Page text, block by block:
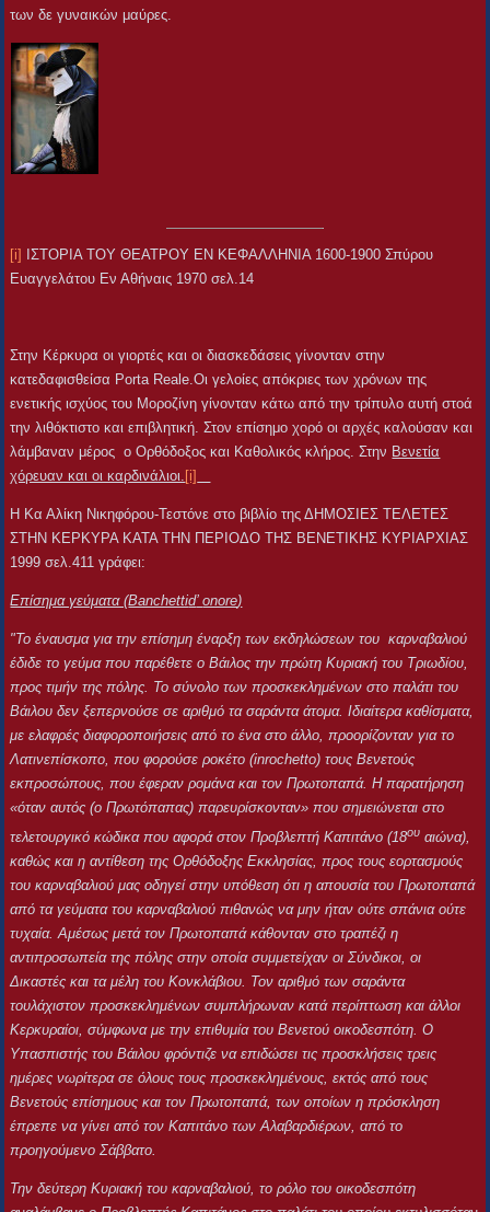
των δε γυναικών μαύρες.
[i]
ΙΣΤΟΡΙΑ ΤΟΥ ΘΕΑΤΡΟΥ ΕΝ ΚΕΦΑΛΛΗΝΙΑ 1600-1900 Σπύρου
Ευαγγελάτου Εν Αθήναις 1970 σελ.14
Στην Κέρκυρα οι γιορτές και οι διασκεδάσεις γίνονταν στην
κατεδαφισθείσα Porta Reale.Οι γελοίες απόκριες των χρόνων της
ενετικής ισχύος του Μοροζίνη γίνονταν κάτω από την τρίπυλο αυτή στοά
την λιθόκτιστο και επιβλητική. Στον επίσημο χορό οι αρχές καλούσαν και
λάμβαναν μέρος ο Ορθόδοξος και Καθολικός κλήρος. Στην Βενετία
χόρευαν και οι καρδινάλιοι. [i]
Η Κα Αλίκη Νικηφόρου-Τεστόνε στο βιβλίο της ΔΗΜΟΣΙΕΣ ΤΕΛΕΤΕΣ
ΣΤΗΝ ΚΕΡΚΥΡΑ ΚΑΤΑ ΤΗΝ ΠΕΡΙΟΔΟ ΤΗΣ ΒΕΝΕΤΙΚΗΣ ΚΥΡΙΑΡΧΙΑΣ
1999 σελ.411 γράφει:
Επίσημα γεύματα (Banchettid’onore)
"Το έναυσμα για την επίσημη έναρξη των εκδηλώσεων του καρναβαλιού
έδιδε το γεύμα που παρέθετε ο Βάιλος την πρώτη Κυριακή του Τριωδίου,
προς τιμήν της πόλης. Το σύνολο των προσκεκλημένων στο παλάτι του
Βάιλου δεν ξεπερνούσε σε αριθμό τα σαράντα άτομα. Ιδιαίτερα καθίσματα,
με ελαφρές διαφοροποιήσεις από το ένα στο άλλο, προορίζονταν για το
Λατινεπίσκοπο, που φορούσε ροκέτο (inrochetto) τους Βενετούς
εκπροσώπους, που έφεραν ρομάνα και τον Πρωτοπαπά. Η παρατήρηση
«όταν αυτός (ο Πρωτόπαπας) παρευρίσκονταν» που σημειώνεται στο
τελετουργικό κώδικα που αφορά στον Προβλεπτή Καπιτάνο (18ου αιώνα),
καθώς και η αντίθεση της Ορθόδοξης Εκκλησίας, προς τους εορτασμούς
του καρναβαλιού μας οδηγεί στην υπόθεση ότι η απουσία του Πρωτοπαπά
από τα γεύματα του καρναβαλιού πιθανώς να μην ήταν ούτε σπάνια ούτε
τυχαία. Αμέσως μετά τον Πρωτοπαπά κάθονταν στο τραπέζι η
αντιπροσωπεία της πόλης στην οποία συμμετείχαν οι Σύνδικοι, οι
Δικαστές και τα μέλη του Κονκλάβιου. Τον αριθμό των σαράντα
τουλάχιστον προσκεκλημένων συμπλήρωναν κατά περίπτωση και άλλοι
Κερκυραίοι, σύμφωνα με την επιθυμία του Βενετού οικοδεσπότη. Ο
Υπασπιστής του Βάιλου φρόντιζε να επιδώσει τις προσκλήσεις τρεις
ημέρες νωρίτερα σε όλους τους προσκεκλημένους, εκτός από τους
Βενετούς επίσημους και τον Πρωτοπαπά, των οποίων η πρόσκληση
έπρεπε να γίνει από τον Καπιτάνο των Αλαβαρδιέρων, από το
προηγούμενο Σάββατο.
Την δεύτερη Κυριακή του καρναβαλιού, το ρόλο του οικοδεσπότη